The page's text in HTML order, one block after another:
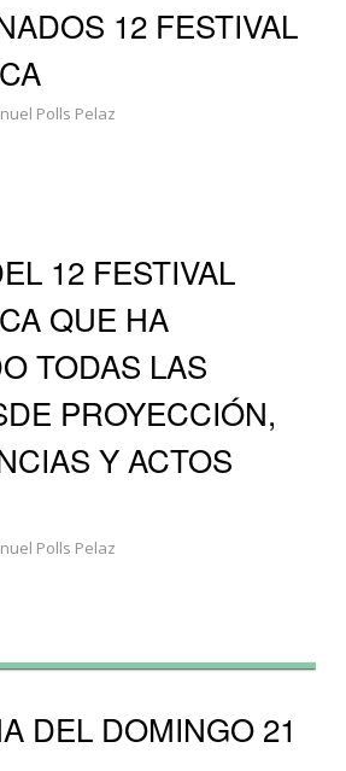
12 FESTIVAL
Polls Pelaz
12 FESTIVAL
QUE HA
TODAS LAS
PROYECCIÓN,
Y ACTOS
Polls Pelaz
DEL DOMINGO 21